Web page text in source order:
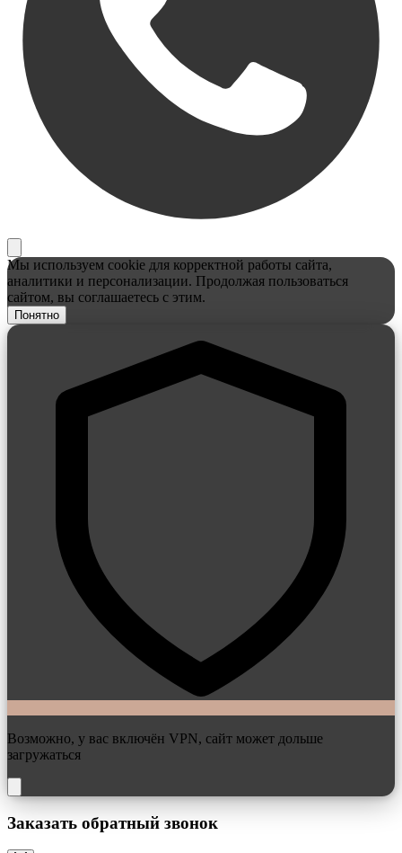
Мы используем cookie для корректной работы сайта,
аналитики и персонализации. Продолжая пользоваться
сайтом, вы соглашаетесь с этим.
Понятно
Возможно, у вас включён VPN, сайт может дольше
загружаться
Заказать обратный звонок